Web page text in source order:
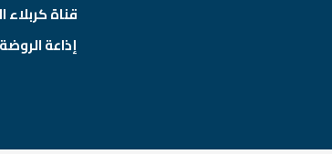
قناة كربلاء
إذاعة